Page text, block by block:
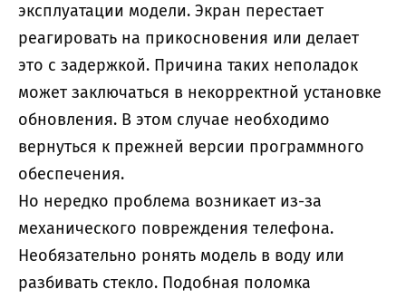
эксплуатации модели. Экран перестает
реагировать на прикосновения или делает
это с задержкой. Причина таких неполадок
может заключаться в некорректной установке
обновления. В этом случае необходимо
вернуться к прежней версии программного
обеспечения.
Но нередко проблема возникает из-за
механического повреждения телефона.
Необязательно ронять модель в воду или
разбивать стекло. Подобная поломка